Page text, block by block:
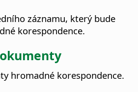
záznamu, který bude
korespondence.
hromadné korespondence.